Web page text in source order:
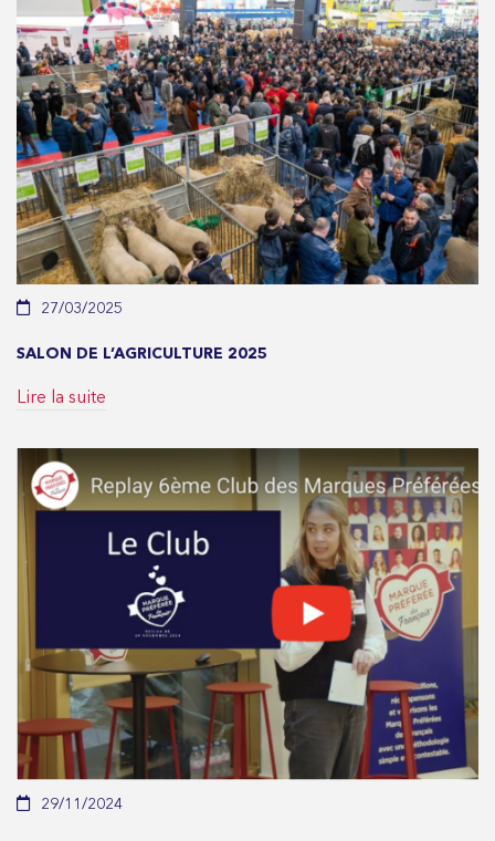
27/03/2025
SALON DE L’AGRICULTURE 2025
Lire la suite
29/11/2024